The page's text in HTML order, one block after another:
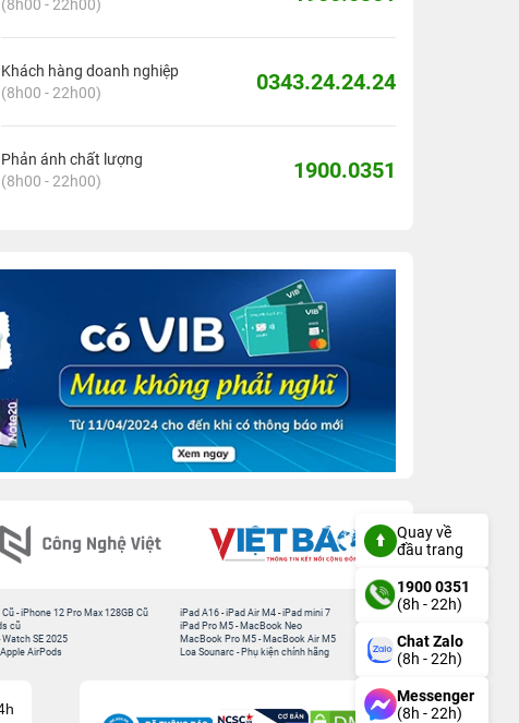
(8h00 - 22h00)
Khách hàng doanh nghiệp
(8h00 - 22h00)
0343.24.24.24
Phản ánh chất lượng
(8h00 - 22h00)
1900.0351
Cũ -iPhone 12 Pro Max 128GB Cũ
cũ
Watch SE 2025
Apple AirPods
iPad A16 -iPad Air M4 -iPad mini 7
iPad Pro M5 - MacBook Neo
MacBook Pro M5 - MacBook Air M5
Loa Sounarc - Phụ kiện chính hãng
Quay về
đầu trang
1900 0351
(8h - 22h)
Chat Zalo
(8h - 22h)
Messenger
(8h - 22h)